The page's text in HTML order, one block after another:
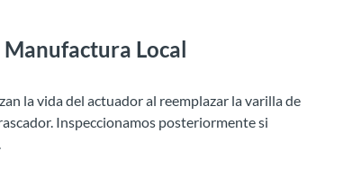
Local
la vida del actuador al reemplazar la varilla de
Inspeccionamos posteriormente si